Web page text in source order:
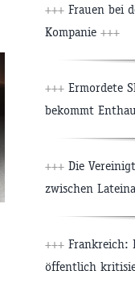
+++ Frauen bei
Kompanie +++
+++ Ermordete
bekommt
+++ Die
zwischen
+++ Frankreich:
öffentlich